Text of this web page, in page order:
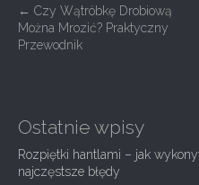
P
o
n
a
v
← Czy Wątróbkę Drobiową
Można Mrozić? Praktyczny
Przewodnik
Ostatnie wpisy
Rozpiętki hantlami – jak
najczęstsze błędy